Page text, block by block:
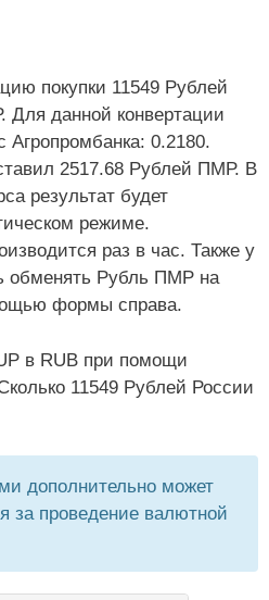
покупки 11549 Рублей
данной конвертации
Агропромбанка: 0.2180.
2517.68 Рублей ПМР. В
результат будет
режиме.
раз в час. Также у
обменять Рубль ПМР на
формы справа.
в RUB при помощи
11549 Рублей России
дополнительно может
за проведение валютной